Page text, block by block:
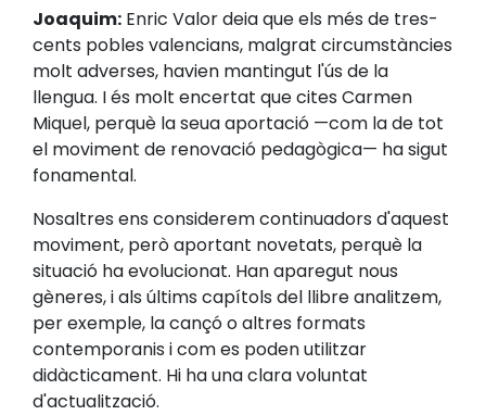
Joaquim: Enric Valor deia que els més de tres-
cents pobles valencians, malgrat circumstàncies
molt adverses, havien mantingut l'ús de la
llengua. I és molt encertat que cites Carmen
Miquel, perquè la seua aportació —com la de tot
el moviment de renovació pedagògica— ha sigut
fonamental.
Nosaltres ens considerem continuadors d'aquest
moviment, però aportant novetats, perquè la
situació ha evolucionat. Han aparegut nous
gèneres, i als últims capítols del llibre analitzem,
per exemple, la cançó o altres formats
contemporanis i com es poden utilitzar
didàcticament. Hi ha una clara voluntat
d'actualització.